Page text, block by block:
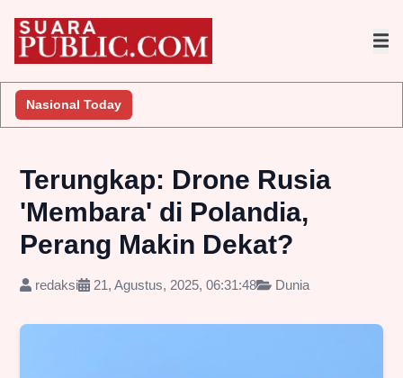
Nasional Today
Terungkap: Drone Rusia
'Membara' di Polandia,
Perang Makin Dekat?
redaksi 21, Agustus, 2025, 06:31:48 Dunia